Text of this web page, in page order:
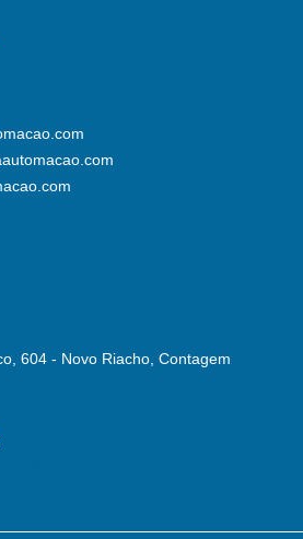
604 - Novo Riacho, Contagem